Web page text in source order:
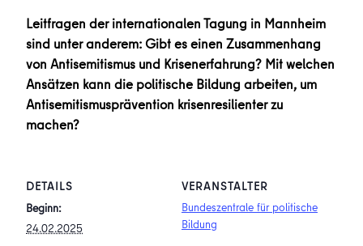
Leitfragen der internationalen Tagung in Mannheim
sind unter anderem: Gibt es einen Zusammenhang
von Antisemitismus und Krisenerfahrung? Mit welchen
Ansätzen kann die politische Bildung arbeiten, um
Antisemitismusprävention krisenresilienter zu
machen?
DETAILS
Beginn:
24.02.2025
VERANSTALTER
Bundeszentrale für politische
Bildung